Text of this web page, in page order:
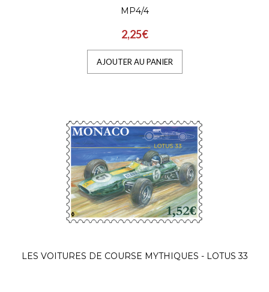
AJOUTER AU PANIER
MP4/4
2,25€
AJOUTER AU PANIER
LES VOITURES DE COURSE MYTHIQUES - LOTUS 33